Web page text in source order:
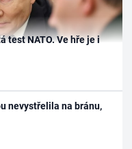
test NATO. Ve hře je i
nevystřelila na bránu,